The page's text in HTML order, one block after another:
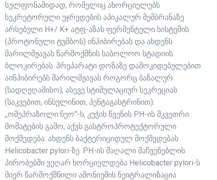
სულფონამიდად, რომელიც ახორციელებს
სეკრეტორული უჯრედების აპიკალურ მემბრანაზე
არსებული H+/ K+ ატფ-აზას ფერმენტული სისტემის
(პროტონული ტუმბოს) ინჰიბირებას და ახდენს
მარილმჟავას წარმოქმნის საბოლოო სტადიის
ბლოკირებას. პრეპარატი დოზაზე დამოკიდებულებით
აინჰიბირებს მარილმჟავას როგორც ბაზალურ
(სადღეღამისო), ასევე სტიმულაციურ სეკრეციას
(საკვებით, ინსულინით, პენტაგასტრინით).
,,ომეპრაზოლი ნეო”-ს, კუჭის წვენის PH-ის მკვეთრი
მომატების გამო, აქვს გასტროპროტექტორული
მოქმედება: ახდენს ბაქტერიციდულ მოქმედებას
Helicobacter pylori-ზე. PH-ის მაღალი მაჩვენებლის
პირობებში ვეღარ ხორციელდება Helicobacter pylori-ს
მიერ წარმოქმნილი ამონიუმის ნეიტრალიზაცია